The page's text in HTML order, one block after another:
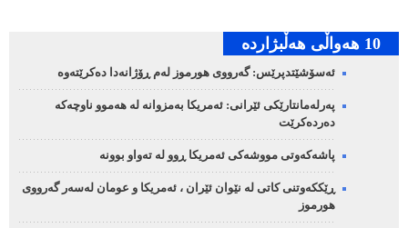
10 هه‌واڵی هه‌ڵبژارده‌
ئەسۆشێتدپرێس: گەرووی هورموز لەم ڕۆژانەدا دەکرێتەوە
پەرلەمانتارێکی ئێرانی: ئەمریکا بەمزوانە لە هەموو ناوچەکە
دەردەکرێت
پاشەکەوتی مووشەکی ئەمریکا ڕوو لە تەواو بوونە
ڕێککەوتنی کاتی لە نێوان ئێران ، ئەمریکا و عومان لەسەر گەرووی
هورموز